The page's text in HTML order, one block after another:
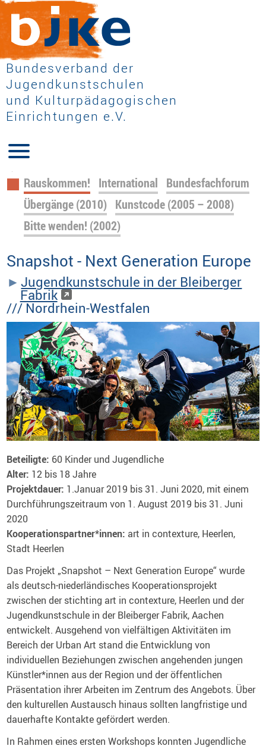
Bundesverband der
Jugendkunstschulen
und Kulturpädagogischen
Einrichtungen e.V.
Navigation
überspringen
Rauskommen! International Bundesfachforum
Übergänge (2010) Kunstcode (2005 – 2008)
Bitte wenden! (2002)
Snapshot - Next Generation Europe
Jugendkunstschule in der Bleiberger
Fabrik
/// Nordrhein-Westfalen
Beteiligte: 60 Kinder und Jugendliche
Alter: 12 bis 18 Jahre
Projektdauer: 1.Januar 2019 bis 31. Juni 2020, mit einem
Durchführungszeitraum von 1. August 2019 bis 31. Juni
2020
Kooperationspartner*innen: art in contexture, Heerlen,
Stadt Heerlen
Das Projekt „Snapshot – Next Generation Europe“ wurde
als deutsch-niederländisches Kooperationsprojekt
zwischen der stichting art in contexture, Heerlen und der
Jugendkunstschule in der Bleiberger Fabrik, Aachen
entwickelt. Ausgehend von vielfältigen Aktivitäten im
Bereich der Urban Art stand die Entwicklung von
individuellen Beziehungen zwischen angehenden jungen
Künstler*innen aus der Region und der öffentlichen
Präsentation ihrer Arbeiten im Zentrum des Angebots. Über
den kulturellen Austausch hinaus sollten langfristige und
dauerhafte Kontakte gefördert werden.
In Rahmen eines ersten Workshops konnten Jugendliche